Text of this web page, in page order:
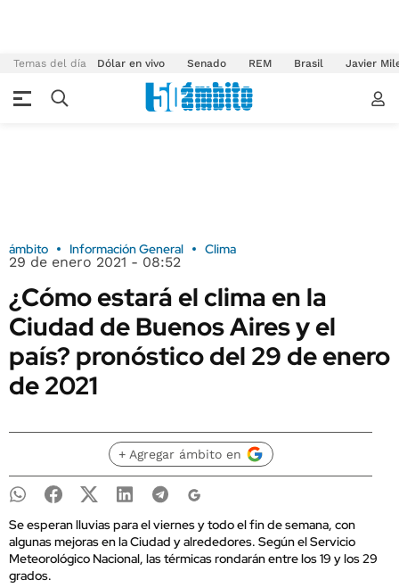
Temas del día Dólar en vivo Senado REM Brasil Javier
ámbito Información General Clima
29 de enero 2021 - 08:52
¿Cómo estará el clima en la
Ciudad de Buenos Aires y el
país? pronóstico del 29 de enero
de 2021
+ Agregar ámbito en
Se esperan lluvias para el viernes y todo el fin de semana, con
algunas mejoras en la Ciudad y alrededores. Según el Servicio
Meteorológico Nacional, las térmicas rondarán entre los 19 y los 29
grados.